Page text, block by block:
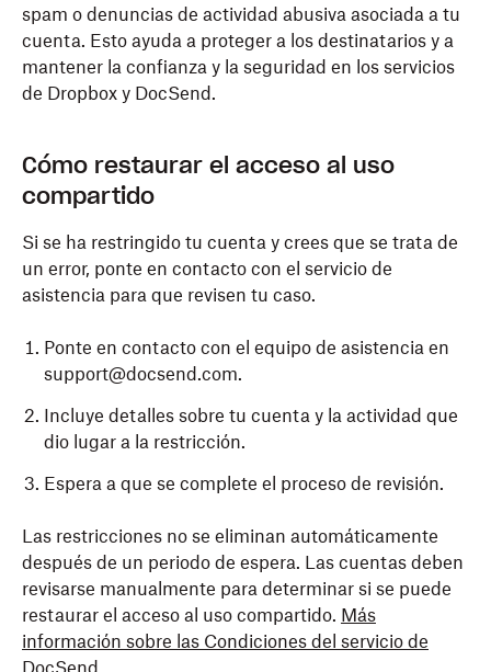
spam o denuncias de actividad abusiva asociada a tu
cuenta. Esto ayuda a proteger a los destinatarios y a
mantener la confianza y la seguridad en los servicios
de Dropbox y DocSend.
Cómo restaurar el acceso al uso
compartido
Si se ha restringido tu cuenta y crees que se trata de
un error, ponte en contacto con el servicio de
asistencia para que revisen tu caso.
Ponte en contacto con el equipo de asistencia en
support@docsend.com.
Incluye detalles sobre tu cuenta y la actividad que
dio lugar a la restricción.
Espera a que se complete el proceso de revisión.
Las restricciones no se eliminan automáticamente
después de un periodo de espera. Las cuentas deben
revisarse manualmente para determinar si se puede
restaurar el acceso al uso compartido. Más
información sobre las Condiciones del servicio de
DocSend.